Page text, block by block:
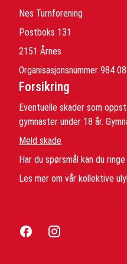
Nes Turnforening
Postboks 131
2151 Årnes
Organisasjonsnummer 984
Forsikring
Eventuelle skader som
gymnaster under 18 år.
Meld skade
Har du spørsmål kan du
Les mer om vår kollektive